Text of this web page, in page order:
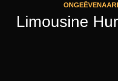
Limousine